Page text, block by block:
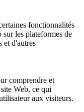
fonctionnalités
sur les plateformes de
et d'autres
comprendre et
Web, ce qui
aux visiteurs.